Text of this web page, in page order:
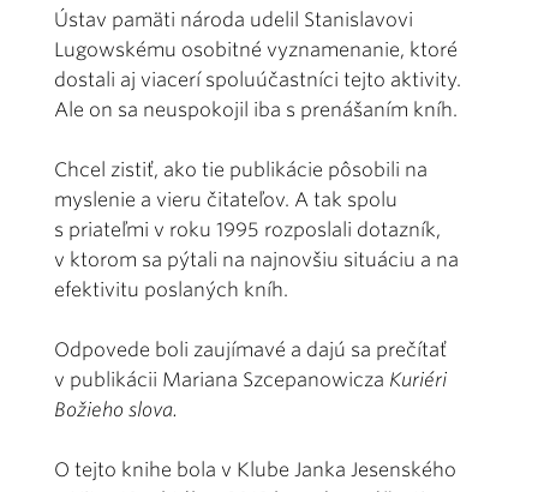
Ústav pamäti národa udelil Stanislavovi
Lugowskému osobitné vyznamenanie, ktoré
dostali aj viacerí spoluúčastníci tejto aktivity.
Ale on sa neuspokojil iba s prenášaním kníh.
Chcel zistiť, ako tie publikácie pôsobili na
myslenie a vieru čitateľov. A tak spolu
s priateľmi v roku 1995 rozposlali dotazník,
v ktorom sa pýtali na najnovšiu situáciu a na
efektivitu poslaných kníh.
Odpovede boli zaujímavé a dajú sa prečítať
v publikácii Mariana Szcepanowicza Kuriéri
Božieho slova.
O tejto knihe bola v Klube Janka Jesenského